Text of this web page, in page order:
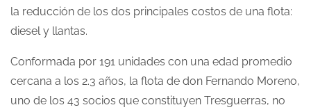
la reducción de los dos principales costos de una flota:
diesel y llantas.
Conformada por 191 unidades con una edad promedio
cercana a los 2.3 años, la flota de don Fernando Moreno,
uno de los 43 socios que constituyen Tresguerras, no